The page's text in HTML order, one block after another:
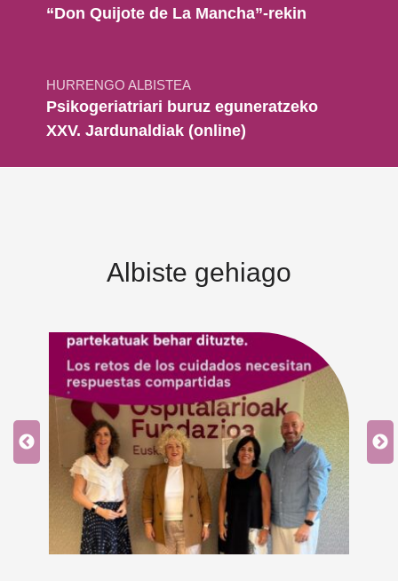
“Don Quijote de La Mancha”-rekin
HURRENGO ALBISTEA
Psikogeriatriari buruz eguneratzeko
XXV. Jardunaldiak (online)
Albiste gehiago